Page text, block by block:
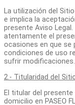
La utilización del
e implica la
presente Aviso
atentamente el
ocasiones en que se
condiciones de uso
sufrir modificaciones.
2.- Titularidad del
El titular del presente
domicilio en PASEO